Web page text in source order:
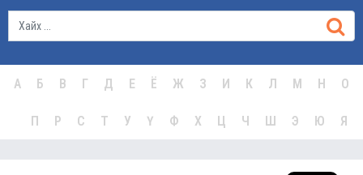
А Б В Г Д Е Ё Ж З И К Л М Н О
П Р С Т У Ү Ф Х Ц Ч Ш Э Ю Я